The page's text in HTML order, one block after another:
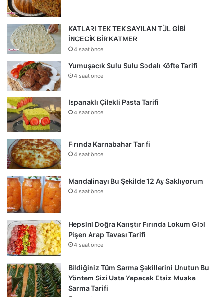
KATLARI TEK TEK SAYILAN TÜL GİBİ
İNCECİK BİR KATMER
4 saat önce
Yumuşacık Sulu Sulu Sodalı Köfte Tarifi
4 saat önce
Ispanaklı Çilekli Pasta Tarifi
4 saat önce
Fırında Karnabahar Tarifi
4 saat önce
Mandalinayı Bu Şekilde 12 Ay Saklıyorum
4 saat önce
Hepsini Doğra Karıştır Fırında Lokum Gibi
Pişen Arap Tavası Tarifi
4 saat önce
Bildiğiniz Tüm Sarma Şekillerini Unutun Bu
Yöntem Sizi Usta Yapacak Etsiz Muska
Sarma Tarifi